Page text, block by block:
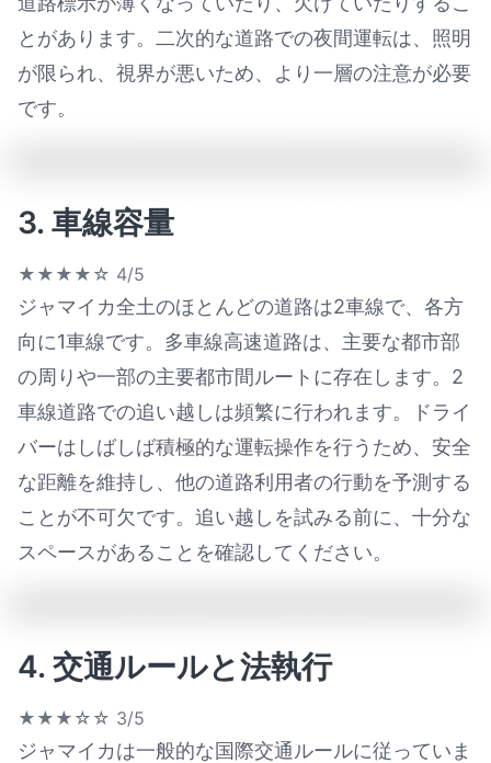
とがあります。二次的な道路での夜間運転は、照明
が限られ、視界が悪いため、より一層の注意が必要
です。
3. 車線容量
★★★★☆ 4/5
ジャマイカ全土のほとんどの道路は2車線で、各方
向に1車線です。多車線高速道路は、主要な都市部
の周りや一部の主要都市間ルートに存在します。2
車線道路での追い越しは頻繁に行われます。ドライ
バーはしばしば積極的な運転操作を行うため、安全
な距離を維持し、他の道路利用者の行動を予測する
ことが不可欠です。追い越しを試みる前に、十分な
スペースがあることを確認してください。
4. 交通ルールと法執行
★★★☆☆ 3/5
ジャマイカは一般的な国際交通ルールに従っていま